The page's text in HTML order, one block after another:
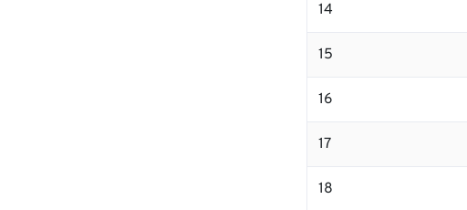
14
15
16
17
18